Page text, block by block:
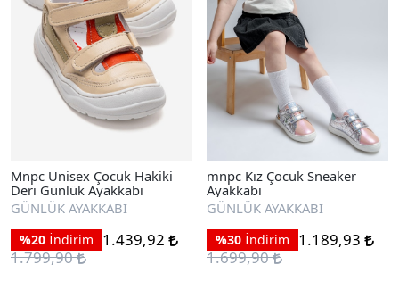
Mnpc Unisex Çocuk Hakiki
Deri Günlük Ayakkabı
GÜNLÜK AYAKKABI
%20 İndirim
1.439,92
1.799,90
mnpc Kız Çocuk Sneaker
Ayakkabı
GÜNLÜK AYAKKABI
%30 İndirim
1.189,93
1.699,90